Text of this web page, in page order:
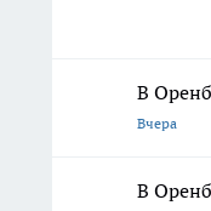
В
Вчера
В